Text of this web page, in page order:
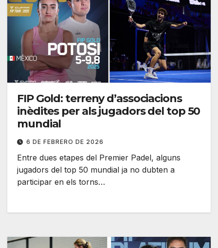
FIP Gold: terreny d’associacions
inèdites per als jugadors del top 50
mundial
6 DE FEBRERO DE 2026
Entre dues etapes del Premier Padel, alguns
jugadors del top 50 mundial ja no dubten a
participar en els torns…